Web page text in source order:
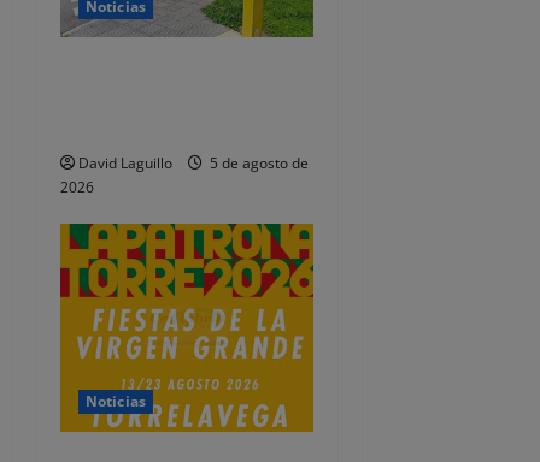
e
t
r
a
d
Noticias
David Laguillo
5 de agosto de
2026
Noticias